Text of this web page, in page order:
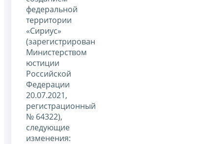
федеральной
территории
«Сириус»
(зарегистрирован
Министерством
юстиции
Российской
Федерации
20.07.2021,
регистрационный
№ 64322),
следующие
изменения: